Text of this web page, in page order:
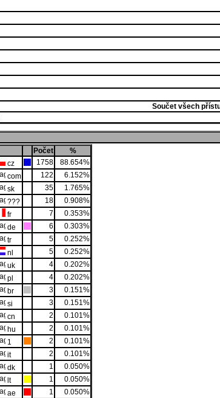
Součet všech
Počet
%
cz
1758
88.654%
com
122
6.152%
sk
35
1.765%
???
18
0.908%
fr
7
0.353%
de
6
0.303%
tr
5
0.252%
nl
5
0.252%
uk
4
0.202%
pl
4
0.202%
br
3
0.151%
si
3
0.151%
cn
2
0.101%
hu
2
0.101%
1
2
0.101%
it
2
0.101%
dk
1
0.050%
lt
1
0.050%
ae
1
0.050%